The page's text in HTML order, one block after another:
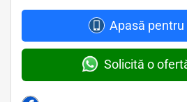
Apasă pentru
Solicită o